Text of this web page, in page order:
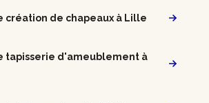
création de chapeaux à Lille
tapisserie d'ameublement à